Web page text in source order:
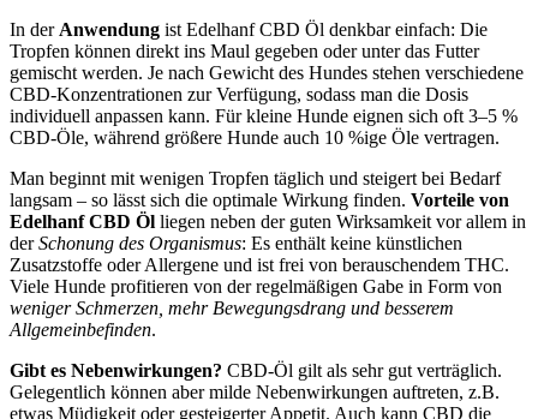
In der Anwendung ist Edelhanf CBD Öl denkbar einfach: Die
Tropfen können direkt ins Maul gegeben oder unter das Futter
gemischt werden. Je nach Gewicht des Hundes stehen verschiedene
CBD-Konzentrationen zur Verfügung, sodass man die Dosis
individuell anpassen kann. Für kleine Hunde eignen sich oft 3–5 %
CBD-Öle, während größere Hunde auch 10 %ige Öle vertragen.
Man beginnt mit wenigen Tropfen täglich und steigert bei Bedarf
langsam – so lässt sich die optimale Wirkung finden. Vorteile von
Edelhanf CBD Öl liegen neben der guten Wirksamkeit vor allem in
derSchonung des Organismus: Es enthält keine künstlichen
Zusatzstoffe oder Allergene und ist frei von berauschendem THC.
Viele Hunde profitieren von der regelmäßigen Gabe in Form von
weniger Schmerzen, mehr Bewegungsdrang und besserem
Allgemeinbefinden.
Gibt es Nebenwirkungen? CBD-Öl gilt als sehr gut verträglich.
Gelegentlich können aber milde Nebenwirkungen auftreten, z.B.
etwas Müdigkeit oder gesteigerter Appetit. Auch kann CBD die